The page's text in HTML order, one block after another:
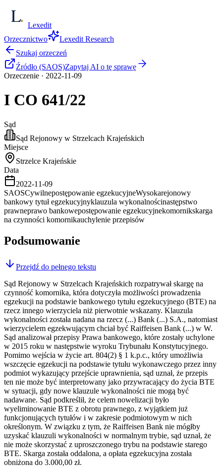
Lexedit
Orzecznictwo
Lexedit Research
Szukaj orzeczeń
Źródło (SAOS)Zapytaj AI o tę sprawę
Orzeczenie · 2022-11-09
I CO 641/22
Sąd
Sąd Rejonowy w Strzelcach Krajeńskich
Miejsce
Strzelce Krajeńskie
Data
2022-11-09
SAOSCywilnepostępowanie egzekucyjneWysokarejonowy
bankowy tytuł egzekucyjnyklauzula wykonalnościnastępstwo
prawneprawo bankowepostępowanie egzekucyjnekomornikskarga
na czynności komornikauchylenie przepisów
Podsumowanie
Przejdź do pełnego tekstu
Sąd Rejonowy w Strzelcach Krajeńskich rozpatrywał skargę na
czynność komornika, która dotyczyła możliwości prowadzenia
egzekucji na podstawie bankowego tytułu egzekucyjnego (BTE) na
rzecz innego wierzyciela niż pierwotnie wskazany. Klauzula
wykonalności została nadana na rzecz (...) Bank (...) S.A., natomiast
wierzycielem egzekwującym chciał być Raiffeisen Bank (...) w W.
Sąd analizował przepisy Prawa bankowego, które zostały uchylone
w 2015 roku w następstwie wyroku Trybunału Konstytucyjnego.
Pomimo wejścia w życie art. 804(2) § 1 k.p.c., który umożliwia
wszczęcie egzekucji na podstawie tytułu wykonawczego przez inny
podmiot wykazujący przejście uprawnienia, sąd uznał, że przepis
ten nie może być interpretowany jako przywracający do życia BTE
w sytuacji, gdy nowe klauzule wykonalności nie mogą być
nadawane. Sąd podkreślił, że celem nowelizacji było
wyeliminowanie BTE z obrotu prawnego, z wyjątkiem już
funkcjonujących tytułów i w zakresie podmiotowym w nich
określonym. W związku z tym, że Raiffeisen Bank nie mógłby
uzyskać klauzuli wykonalności w normalnym trybie, sąd uznał, że
nie może skorzystać z uproszczonego trybu na podstawie starego
BTE. Skarga została oddalona, a opłata egzekucyjna została
obniżona do 3.000,00 zł.